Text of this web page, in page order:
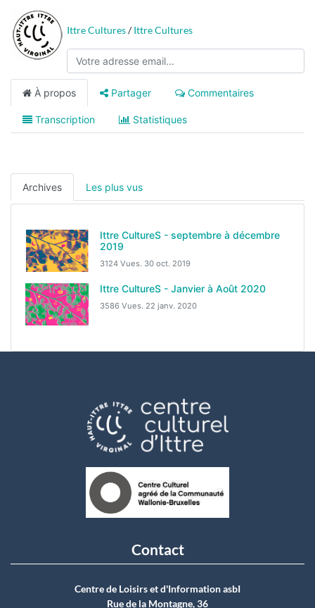
Ittre Cultures/Ittre Cultures
À propos Partager Commentaires
Transcription Statistiques
Archives Les plus vus
Ittre CultureS - septembre à décembre
2019
3124 Vues. 30 oct. 2019
Ittre CultureS - Janvier à Août 2020
3586 Vues. 22 janv. 2020
Contact
Centre de Loisirs et d'Information asbI
Rue de la Montagne, 36